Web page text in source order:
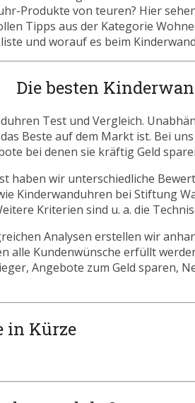
Produkte von teuren? Hier
Tipps aus der Kategorie
und worauf es beim
Die besten
Test und Vergleich.
Beste auf dem Markt ist. Bei
bei denen sie kräftig Geld
haben wir unterschiedliche
Kinderwanduhren bei Stiftung
Kriterien sind u. a. die
Analysen erstellen wir
alle Kundenwünsche erfüllt
Angebote zum Geld sparen,
in Kürze